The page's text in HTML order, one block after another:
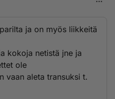
ja on myös liikkeitä
kokoja netistä jne ja
ole
vaan aleta transuksi t.